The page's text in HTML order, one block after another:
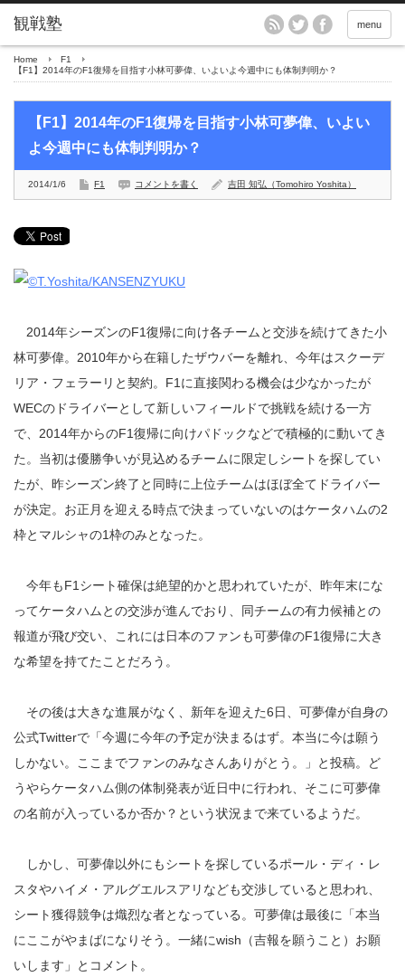
menu
Home
F1
【F1】2014年のF1復帰を目指す小林可夢偉、いよいよ今週中にも体制判明か？
【F1】2014年のF1復帰を目指す小林可夢偉、いよい
よ今週中にも体制判明か？
2014/1/6 F1 コメントを書く 吉田 知弘（Tomohiro Yoshita）
2014年シーズンのF1復帰に向け各チームと交渉を続けてきた小
林可夢偉。2010年から在籍したザウバーを離れ、今年はスクーデ
リア・フェラーリと契約。F1に直接関わる機会は少なかったが
WECのドライバーとして新しいフィールドで挑戦を続ける一方
で、2014年からのF1復帰に向けパドックなどで積極的に動いてき
た。当初は優勝争いが見込めるチームに限定しシートを探してい
たが、昨シーズン終了と同時に上位チームはほぼ全てドライバー
が決定。お正月を迎える時点で決まっていないのはケータハムの2
枠とマルシャの1枠のみとなった。
今年もF1シート確保は絶望的かと思われていたが、昨年末にな
ってケータハムとの交渉が進んでおり、同チームの有力候補との
報道が飛び交い、これには日本のファンも可夢偉のF1復帰に大き
な希望を持てたことだろう。
その後は大きな進展がなく、新年を迎えた6日、可夢偉が自身の
公式Twitterで「今週に今年の予定が決まるはず。本当に今は願う
しかない。ここまでファンのみなさんありがとう。」と投稿。ど
うやらケータハム側の体制発表が近日中に行われ、そこに可夢偉
の名前が入っているか否か？という状況まで来ているようだ。
しかし、可夢偉以外にもシートを探しているポール・ディ・レ
スタやハイメ・アルグエルスアリなども交渉していると思われ、
シート獲得競争は熾烈な者となっている。可夢偉は最後に「本当
にここがやまばになりそう。一緒にwish（吉報を願うこと）お願
いします」とコメント。